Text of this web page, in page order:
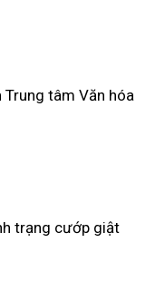
tâm Văn hóa
trạng cướp giật